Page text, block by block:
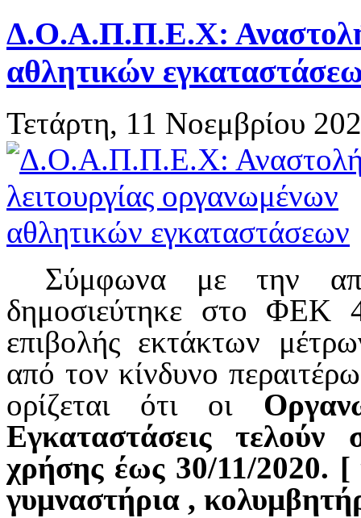
Δ.Ο.Α.Π.Π.Ε.Χ: Αναστολή
αθλητικών
Τετάρτη, 11 Νοεμβρίου
Σύμφωνα με την
δημοσιεύτηκε στο ΦΕΚ
επιβολής εκτάκτων
από τον κίνδυνο
ορίζεται ότι οι
Εγκαταστάσεις τελούν
χρήσης έως 30/11/2020. [
γυμναστήρια ,